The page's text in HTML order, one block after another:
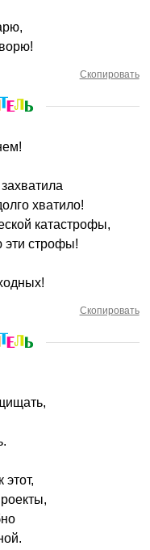
Скопировать
хватило!
катастрофы,
эти строфы!
Скопировать